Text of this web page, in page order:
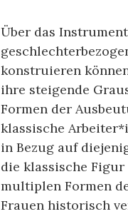
Über das
konstruieren
ihre steigende
Formen der
klassische
in Bezug auf
die klassische
multiplen Formen
Frauen historisch